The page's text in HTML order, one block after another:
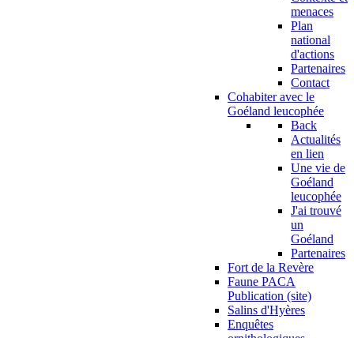
menaces
Plan
national
d'actions
Partenaires
Contact
Cohabiter avec le
Goéland leucophée
Back
Actualités
en lien
Une vie de
Goéland
leucophée
J'ai trouvé
un
Goéland
Partenaires
Fort de la Revère
Faune PACA
Publication (site)
Salins d'Hyères
Enquêtes